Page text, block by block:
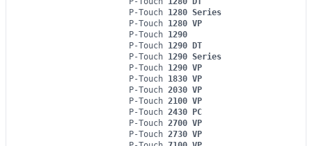
P-Touch 1280 Series
P-Touch 1280 VP
P-Touch 1290
P-Touch 1290 DT
P-Touch 1290 Series
P-Touch 1290 VP
P-Touch 1830 VP
P-Touch 2030 VP
P-Touch 2100 VP
P-Touch 2430 PC
P-Touch 2700 VP
P-Touch 2730 VP